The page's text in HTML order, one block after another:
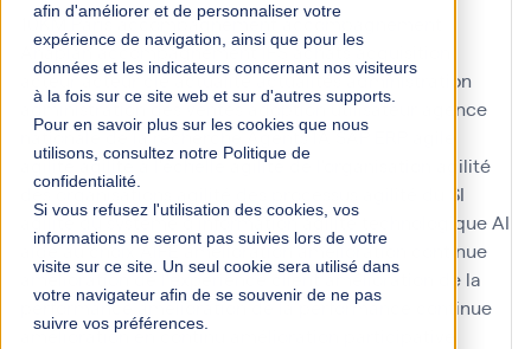
afin d'améliorer et de personnaliser votre
expérience de navigation, ainsi que pour les
données et les indicateurs concernant nos visiteurs
à la fois sur ce site web et sur d'autres supports.
Pour en savoir plus sur les cookies que nous
utilisons, consultez notre Politique de
confidentialité.
Si vous refusez l'utilisation des cookies, vos
informations ne seront pas suivies lors de votre
visite sur ce site. Un seul cookie sera utilisé dans
votre navigateur afin de se souvenir de ne pas
suivre vos préférences.
10KM Paris accompagnementaccompagnement
Anaplan accompagnement IFSachatsacquisition
acteuracteur clé actualité actualitésadministration
administration des ventesadoption utilisateur
agence
nationale de la rechercheAgents IA SAP ERP
agilité agilité à l'échelle agilité de l'organisation
agilité
des organisations
agilité du SI
agilité du système d'information agilité technologiqueAI
aide au choix AIFE amélioration amélioration continue
amélioration de l'expérience client amélioration de la
performanceamélioration de la performance continue
amélioration en continu